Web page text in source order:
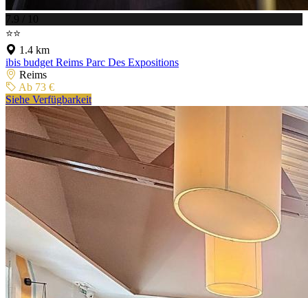
7.9 / 10
⭐⭐
1.4 km
ibis budget Reims Parc Des Expositions
Reims
Ab 73 €
Siehe Verfügbarkeit